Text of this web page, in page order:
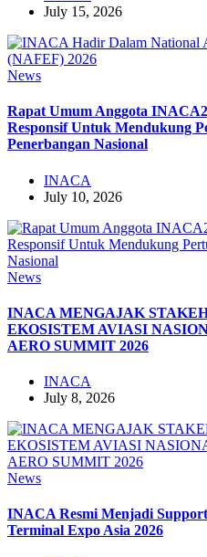
July 15, 2026
News
Rapat Umum Anggota
Responsif Untuk Mendukung
Penerbangan Nasional
INACA
July 10, 2026
News
INACA MENGAJAK
EKOSISTEM AVIASI
AERO SUMMIT 2026
INACA
July 8, 2026
News
INACA Resmi Menjadi
Terminal Expo Asia 2026